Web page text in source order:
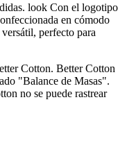
look Con el logotipo
en cómodo
perfecto para
Cotton. Better Cotton
"Balance de Masas".
no se puede rastrear